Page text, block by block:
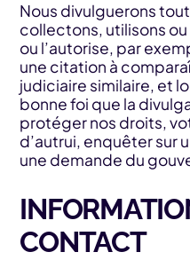
Nous divulguerons
collectons, utilisons ou
ou l’autorise, par
une citation à
judiciaire similaire, et
bonne foi que la
protéger nos droits,
d’autrui, enquêter sur
une demande du
CONTACT